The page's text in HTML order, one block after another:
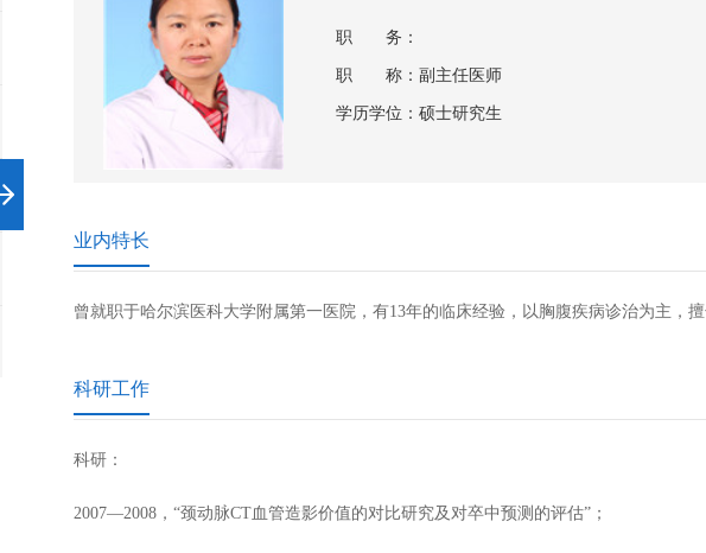
职 务：
职 称：副主任医师
学历学位：硕士研究生
业内特长
曾就职于哈尔滨医科大学附属第一医院，有13年的临床经验，以胸腹疾病诊治为主，
科研工作
科研：
2007—2008，“颈动脉CT血管造影价值的对比研究及对卒中预测的评估”；